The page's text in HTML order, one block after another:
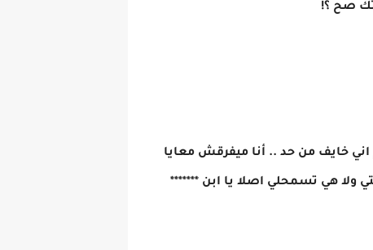
صح ؟!
خايف من حد .. أنا ميفرقش معايا
هي تسمحلي اصلا يا ابن *******